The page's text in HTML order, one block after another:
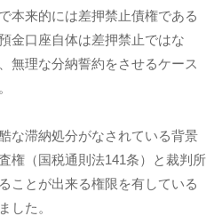
本来的には差押禁止債権である
金口座自体は差押禁止ではな
無理な分納誓約をさせるケース
な滞納処分がなされている背景
権（国税通則法141条）と裁判所
ことが出来る権限を有している
した。